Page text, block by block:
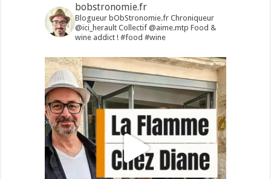
bobstronomie.fr
Blogueur bObStronomie.fr Chroniqueur
@ici_heraultCollectif @aime.mtp Food &
wine addict !#food #wine